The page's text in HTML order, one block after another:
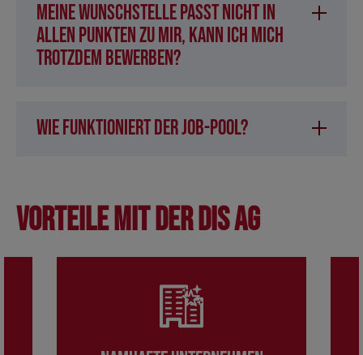
Meine Wunschstelle passt nicht in
allen Punkten zu mir, kann ich mich
trotzdem bewerben?
Wie funktioniert der Job-Pool?
Vorteile mit der DIS AG